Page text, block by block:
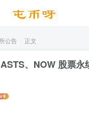
公告 正文
、NOW 股票永